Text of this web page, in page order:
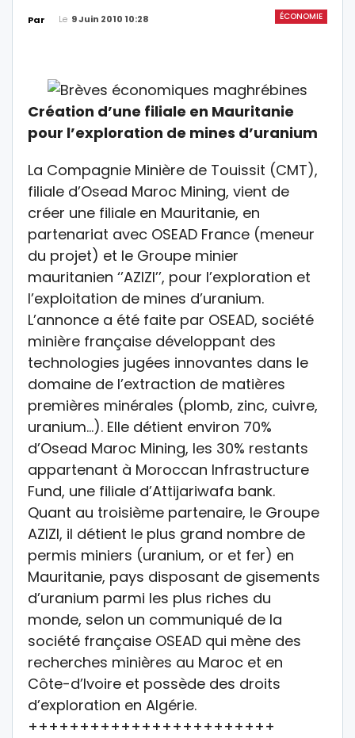
ÉCONOMIE
Par Le 9 Juin 2010 10:28
Création d’une filiale en Mauritanie
pour l’exploration de mines d’uranium
La Compagnie Minière de Touissit (CMT),
filiale d’Osead Maroc Mining, vient de
créer une filiale en Mauritanie, en
partenariat avec OSEAD France (meneur
du projet) et le Groupe minier
mauritanien ‘’AZIZI’’, pour l’exploration et
l’exploitation de mines d’uranium.
L’annonce a été faite par OSEAD, société
minière française développant des
technologies jugées innovantes dans le
domaine de l’extraction de matières
premières minérales (plomb, zinc, cuivre,
uranium…). Elle détient environ 70%
d’Osead Maroc Mining, les 30% restants
appartenant à Moroccan Infrastructure
Fund, une filiale d’Attijariwafa bank.
Quant au troisième partenaire, le Groupe
AZIZI, il détient le plus grand nombre de
permis miniers (uranium, or et fer) en
Mauritanie, pays disposant de gisements
d’uranium parmi les plus riches du
monde, selon un communiqué de la
société française OSEAD qui mène des
recherches minières au Maroc et en
Côte-d’Ivoire et possède des droits
d’exploration en Algérie.
++++++++++++++++++++++++